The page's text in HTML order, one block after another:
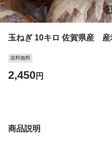
1
玉ねぎ 10キロ 佐賀県産 産
送料無料
2,450円
商品説明